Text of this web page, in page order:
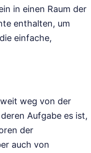
in einen Raum der
enthalten, um
einfache,
weg von der
Aufgabe es ist,
der
auch von